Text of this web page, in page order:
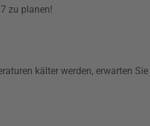
zu planen!
kälter werden, erwarten